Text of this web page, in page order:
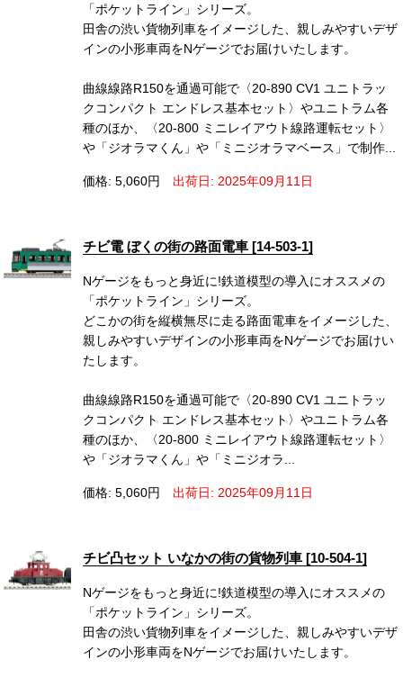
「ポケットライン」シリーズ。
田舎の渋い貨物列車をイメージした、親しみやすいデザ
インの小形車両をNゲージでお届けいたします。
曲線線路R150を通過可能で〈20-890 CV1 ユニトラッ
クコンパクト エンドレス基本セット〉やユニトラム各
種のほか、〈20-800 ミニレイアウト線路運転セット〉
や「ジオラマくん」や「ミニジオラマベース」で制作...
価格: 5,060円 出荷日: 2025年09月11日
チビ電 ぼくの街の路面電車 [14-503-1]
Nゲージをもっと身近に!鉄道模型の導入にオススメの
「ポケットライン」シリーズ。
どこかの街を縦横無尽に走る路面電車をイメージした、
親しみやすいデザインの小形車両をNゲージでお届けい
たします。
曲線線路R150を通過可能で〈20-890 CV1 ユニトラッ
クコンパクト エンドレス基本セット〉やユニトラム各
種のほか、〈20-800 ミニレイアウト線路運転セット〉
や「ジオラマくん」や「ミニジオラ...
価格: 5,060円 出荷日: 2025年09月11日
チビ凸セット いなかの街の貨物列車 [10-504-1]
Nゲージをもっと身近に!鉄道模型の導入にオススメの
「ポケットライン」シリーズ。
田舎の渋い貨物列車をイメージした、親しみやすいデザ
インの小形車両をNゲージでお届けいたします。